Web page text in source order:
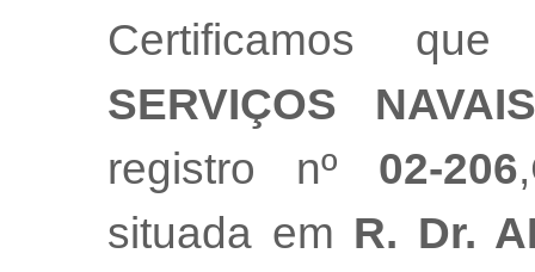
Certificamos
SERVIÇOS
registro nº 02-206
situada em R. Dr.